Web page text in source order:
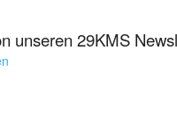
unseren 29KMS